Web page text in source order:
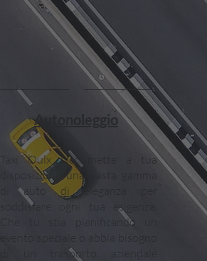
Autonoleggio
Taxi Oulx Ncc mette a tua
disposizione una vasta gamma
di auto di eleganza per
soddisfare ogni tua esigenza.
Che tu stia pianificando un
evento speciale o abbia bisogno
di un trasporto aziendale